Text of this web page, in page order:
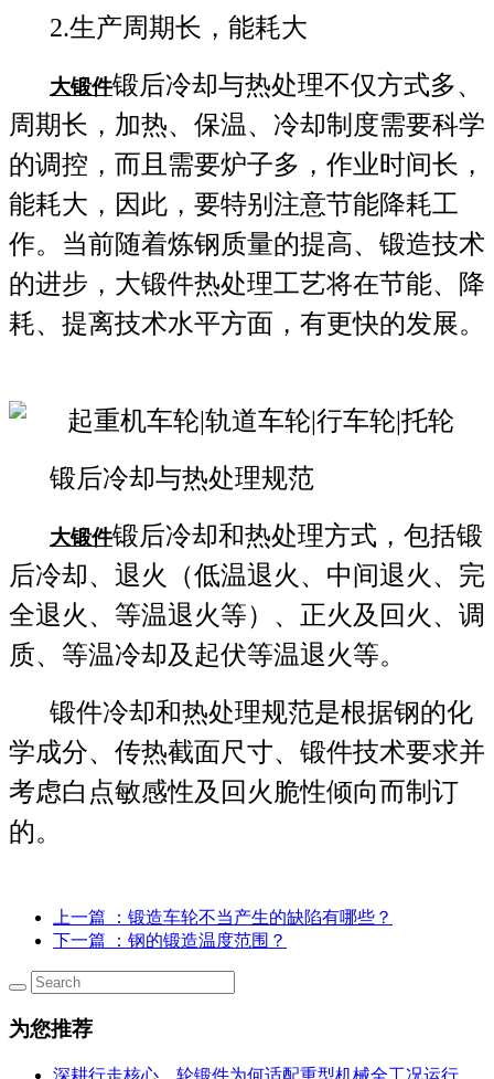
2.生产周期长，能耗大
大锻件锻后冷却与热处理不仅方式多、
周期长，加热、保温、冷却制度需要科学
的调控，而且需要炉子多，作业时间长，
能耗大，因此，要特别注意节能降耗工
作。当前随着炼钢质量的提高、锻造技术
的进步，大锻件热处理工艺将在节能、降
耗、提离技术水平方面，有更快的发展。
锻后冷却与热处理规范
大锻件锻后冷却和热处理方式，包括锻
后冷却、退火（低温退火、中间退火、完
全退火、等温退火等）、正火及回火、调
质、等温冷却及起伏等温退火等。
锻件冷却和热处理规范是根据钢的化
学成分、传热截面尺寸、锻件技术要求并
考虑白点敏感性及回火脆性倾向而制订
的。
上一篇
：锻造车轮不当产生的缺陷有哪些？
下一篇
：钢的锻造温度范围？
为您推荐
深耕行走核心，轮锻件为何适配重型机械全工况运行